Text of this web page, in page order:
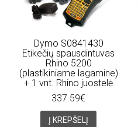
Dymo S0841430
Etikečių spausdintuvas
Rhino 5200
(plastikiniame lagamine)
+ 1 vnt. Rhino juostelė
337.59€
Į KREPŠELĮ